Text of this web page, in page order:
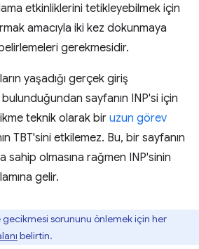
etkinliklerini tetikleyebilmek için
amacıyla iki kez dokunmaya
belirlemeleri gerekmesidir.
yaşadığı gerçek giriş
sayfanın INP'si için
teknik olarak bir uzun görev
TBT'sini etkilemez. Bu, bir sayfanın
sahip olmasına rağmen INP'sinin
gelir.
sorununu önlemek için her
belirtin.